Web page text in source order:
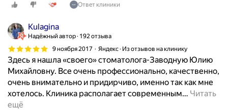
а
в
о
р
я
т
"
Ответ клиники
Kulagina
Надёжный автор 192 отзыва
9 ноября 2017
Яндекс · Из отзывов на клинику
Здесь я нашла «своего» стоматолога-Заводную Юлию
Михайловну. Все очень профессионально, качественно,
очень внимательно и придирчиво, именно так как мне
хотелось. Клиника располагает современным… Читать
ещё